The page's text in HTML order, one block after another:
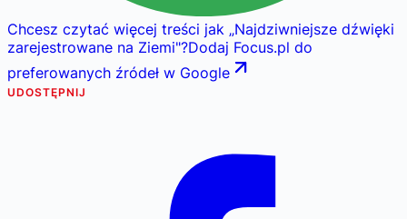
Chcesz czytać więcej treści jak „Najdziwniejsze dźwięki
zarejestrowane na Ziemi"?Dodaj Focus.pl do
preferowanych źródeł w Google
UDOSTĘPNIJ